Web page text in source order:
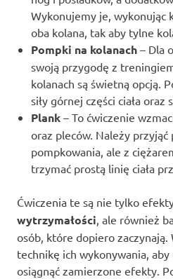
Wykonujemy je, wykonując
oba kolana, tak aby tylne
Pompki na kolanach – Dla
swoją przygodę z
kolanach są świetną opcją.
siły górnej części ciała oraz
Plank – To ćwiczenie
oraz pleców. Należy przyjąć
pompkowania, ale z
trzymać prostą linię ciała
Ćwiczenia te są nie tylko
wytrzymałości, ale również
osób, które dopiero
technikę ich wykonywania,
osiągnąć zamierzone efekty.